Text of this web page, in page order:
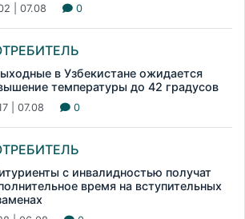
| 07.08 0
в Узбекистане ожидается
температуры до 42 градусов
| 07.08 0
с инвалидностью получат
время на вступительных